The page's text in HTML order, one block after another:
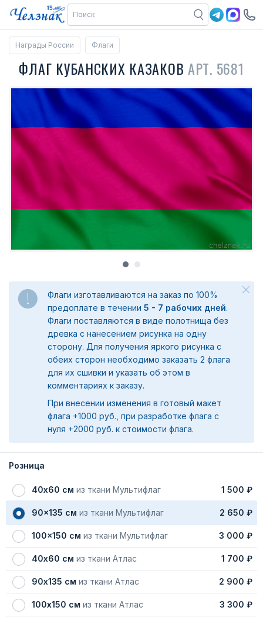
Награды России Флаги
ФЛАГ КУБАНСКИХ КАЗАКОВАРТ. 5681
Флаги изготавливаются на заказ по 100%
предоплате в течении 5 - 7 рабочих дней.
Флаги поставляются в виде полотнища без
древка с нанесением рисунка на одну
сторону. Для получения яркого рисунка с
обеих сторон необходимо заказать 2 флага
для их сшивки и указать об этом в
комментариях к заказу.
При внесении изменения в готовый макет
флага +1000 руб., при разработке флага с
нуля +2000 руб. к стоимости флага.
Розница
40х60 см из ткани Мультифлаг 1 500 ₽
90x135 см из ткани Мультифлаг 2 650 ₽
100x150 см из ткани Мультифлаг 3 000 ₽
40х60 см из ткани Атлас 1 700 ₽
90х135 см из ткани Атлас 2 900 ₽
100х150 см из ткани Атлас 3 300 ₽